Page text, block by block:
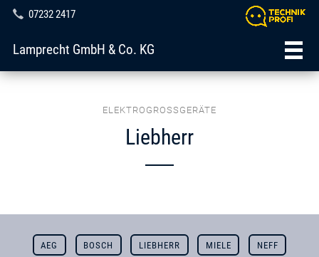
07232 2417
Lamprecht GmbH & Co. KG
ELEKTROGROSSGERÄTE
Liebherr
AEG BOSCH LIEBHERR MIELE NEFF